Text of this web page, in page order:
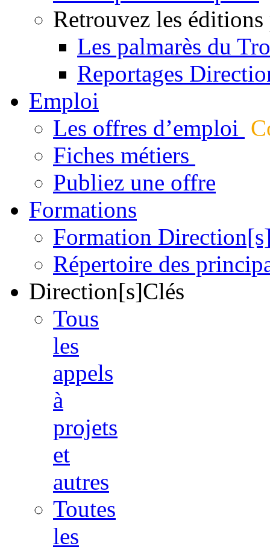
Retrouvez les éditions
Les palmarès du
Reportages
Emploi
Les offres d’emploi
Fiches métiers
Publiez une offre
Formations
Formation
Répertoire des
Direction[s]Clés
Tous
les
appels
à
projets
et
autres
Toutes
les